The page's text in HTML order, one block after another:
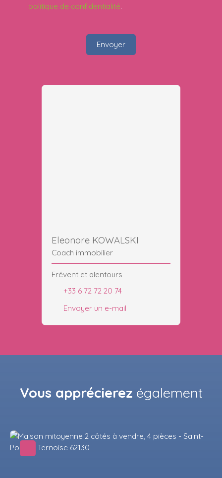
politique de confidentialité.
Envoyer
Eleonore KOWALSKI
Coach immobilier
Frévent et alentours
+33 6 72 72 20 74
Envoyer un e-mail
Vous apprécierez également